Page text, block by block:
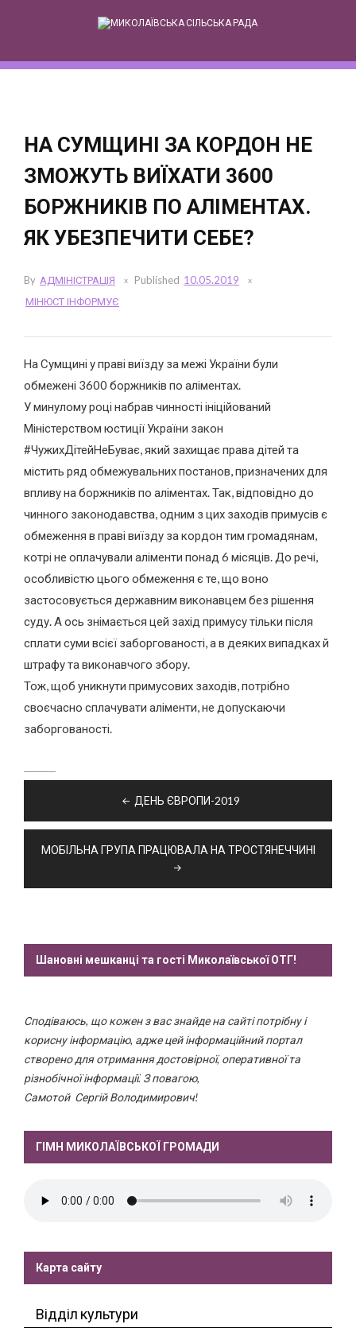
to
НА СУМЩИНІ ЗА КОРДОН НЕ
ЗМОЖУТЬ ВИЇХАТИ 3600
БОРЖНИКІВ ПО АЛІМЕНТАХ.
ЯК УБЕЗПЕЧИТИ СЕБЕ?
By АДМІНІСТРАЦІЯ Published 10.05.2019
МІНЮСТ ІНФОРМУЄ
На Сумщині у праві виїзду за межі України були
обмежені 3600 боржників по аліментах.
У минулому році набрав чинності ініційований
Міністерством юстиції України закон
#ЧужихДітейНеБуває, який захищає права дітей та
містить ряд обмежувальних постанов, призначених для
впливу на боржників по аліментах. Так, відповідно до
чинного законодавства, одним з цих заходів примусів є
обмеження в праві виїзду за кордон тим громадянам,
котрі не оплачували аліменти понад 6 місяців. До речі,
особливістю цього обмеження є те, що воно
застосовується державним виконавцем без рішення
суду. А ось знімається цей захід примусу тільки після
сплати суми всієї заборгованості, а в деяких випадках й
штрафу та виконавчого збору.
Тож, щоб уникнути примусових заходів, потрібно
своєчасно сплачувати аліменти, не допускаючи
заборгованості.
ДЕНЬ ЄВРОПИ-2019
МОБІЛЬНА ГРУПА ПРАЦЮВАЛА НА ТРОСТЯНЕЧЧИНІ
Шановні мешканці та гості Миколаївської ОТГ!
Сподіваюсь, що кожен з вас знайде на сайті потрібну і
корисну інформацію, адже цей інформаційний портал
створено для отримання достовірної, оперативної та
різнобічної інформації. З повагою,
Самотой Сергій Володимирович!
ГІМН МИКОЛАЇВСЬКОЇ ГРОМАДИ
Карта сайту
Відділ культури